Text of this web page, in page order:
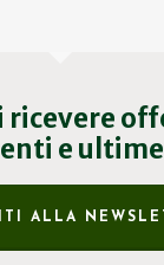
ricevere
e
ALLA